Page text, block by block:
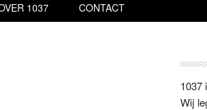
1037 CONTACT
1037
Wij